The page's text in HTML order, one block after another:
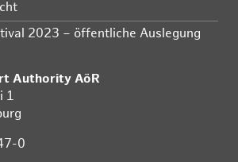
2023 – öffentliche Auslegung
Authority AöR
1
0